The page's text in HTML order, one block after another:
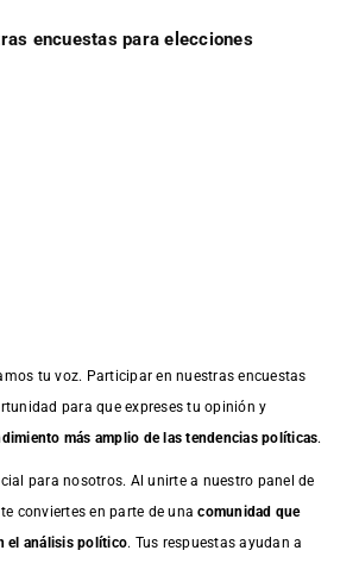
encuestas para elecciones
tu voz. Participar en nuestras encuestas
para que expreses tu opinión y
más amplio de las tendencias políticas.
para nosotros. Al unirte a nuestro panel de
conviertes en parte de unacomunidad que
el análisis político. Tus respuestas ayudan a